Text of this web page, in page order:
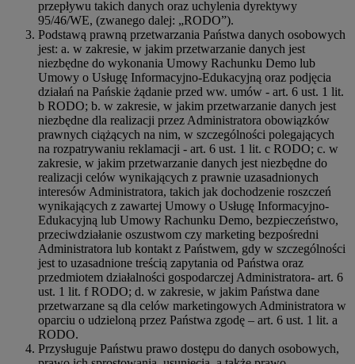
przepływu takich danych oraz uchylenia dyrektywy
95/46/WE, (zwanego dalej: „RODO”).
Podstawą prawną przetwarzania Państwa danych osobowych
jest: a. w zakresie, w jakim przetwarzanie danych jest
niezbędne do wykonania Umowy Rachunku Demo lub
Umowy o Usługę Informacyjno-Edukacyjną oraz podjęcia
działań na Pańskie żądanie przed ww. umów - art. 6 ust. 1 lit.
b RODO; b. w zakresie, w jakim przetwarzanie danych jest
niezbędne dla realizacji przez Administratora obowiązków
prawnych ciążących na nim, w szczególności polegających
na rozpatrywaniu reklamacji - art. 6 ust. 1 lit. c RODO; c. w
zakresie, w jakim przetwarzanie danych jest niezbędne do
realizacji celów wynikających z prawnie uzasadnionych
interesów Administratora, takich jak dochodzenie roszczeń
wynikających z zawartej Umowy o Usługę Informacyjno-
Edukacyjną lub Umowy Rachunku Demo, bezpieczeństwo,
przeciwdziałanie oszustwom czy marketing bezpośredni
Administratora lub kontakt z Państwem, gdy w szczególności
jest to uzasadnione treścią zapytania od Państwa oraz
przedmiotem działalności gospodarczej Administratora- art. 6
ust. 1 lit. f RODO; d. w zakresie, w jakim Państwa dane
przetwarzane są dla celów marketingowych Administratora w
oparciu o udzieloną przez Państwa zgodę – art. 6 ust. 1 lit. a
RODO.
Przysługuje Państwu prawo dostępu do danych osobowych,